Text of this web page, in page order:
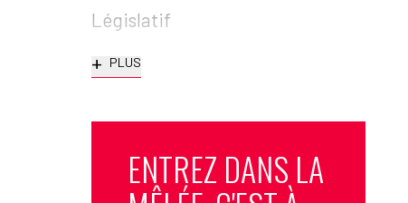
Législatif
+ PLUS
ENTREZ DANS LA